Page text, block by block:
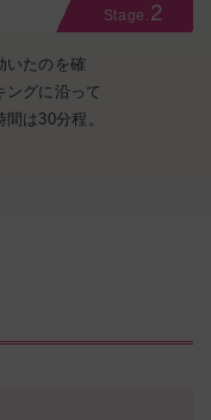
Stage. 2
いたのを確
ングに沿って
は30分程。